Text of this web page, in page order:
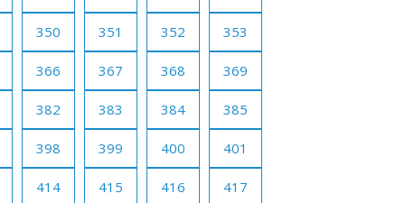
350 351 352 353
366 367 368 369
382 383 384 385
398 399 400 401
414 415 416 417